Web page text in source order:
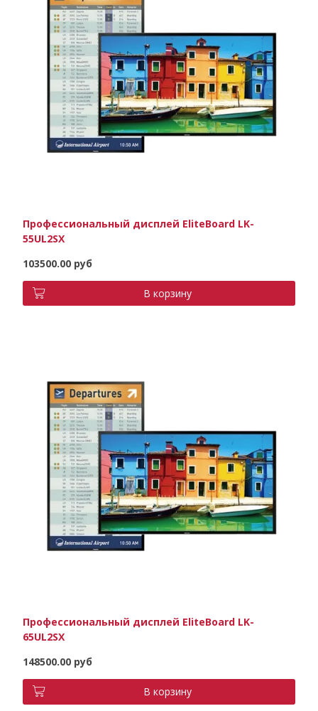
Профессиональный дисплей EliteBoard LK-
55UL2SX
103500.00 руб
В корзину
Профессиональный дисплей EliteBoard LK-
65UL2SX
148500.00 руб
В корзину